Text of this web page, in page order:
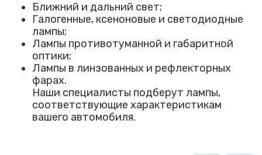
Ближний и дальний свет;
Галогенные, ксеноновые и светодиодные
лампы;
Лампы противотуманной и габаритной
оптики;
Лампы в линзованных и рефлекторных
фарах.
Наши специалисты подберут лампы,
соответствующие характеристикам
вашего автомобиля.